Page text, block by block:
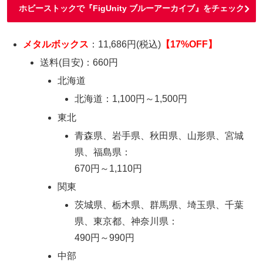
ホビーストックで『FigUnity ブルーアーカイブ』をチェック
メタルボックス ：11,686円(税込) 【17%OFF】
送料(目安)：660円
北海道
北海道：1,100円～1,500円
東北
青森県、岩手県、秋田県、山形県、宮城
県、福島県：
670円～1,110円
関東
茨城県、栃木県、群馬県、埼玉県、千葉
県、東京都、神奈川県：
490円～990円
中部